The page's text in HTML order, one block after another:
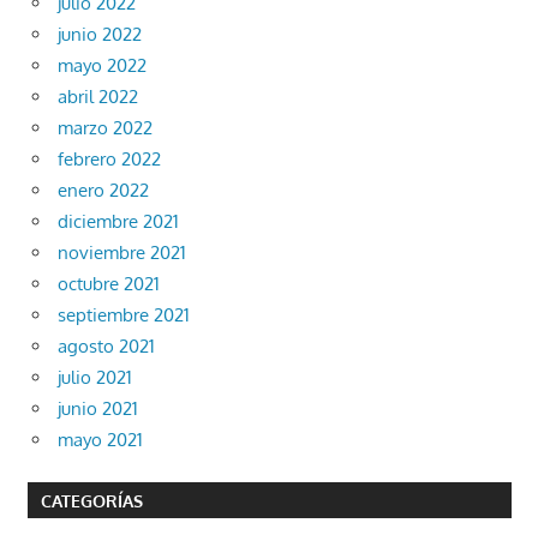
junio 2022
mayo 2022
abril 2022
marzo 2022
febrero 2022
enero 2022
diciembre 2021
noviembre 2021
octubre 2021
septiembre 2021
agosto 2021
julio 2021
junio 2021
mayo 2021
CATEGORÍAS